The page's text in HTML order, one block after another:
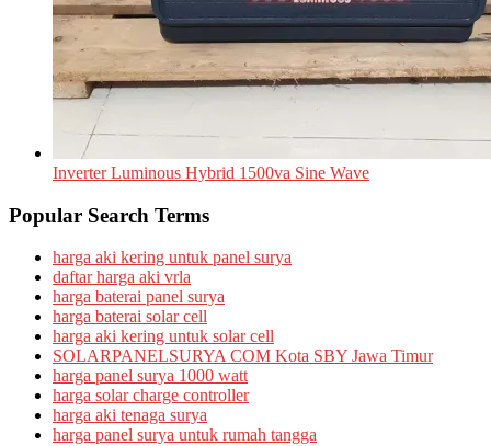
Inverter Luminous Hybrid 1500va Sine Wave
Popular Search Terms
harga aki kering untuk panel surya
daftar harga aki vrla
harga baterai panel surya
harga baterai solar cell
harga aki kering untuk solar cell
SOLARPANELSURYA COM Kota SBY Jawa Timur
harga panel surya 1000 watt
harga solar charge controller
harga aki tenaga surya
harga panel surya untuk rumah tangga